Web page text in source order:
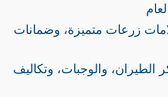
زرعات متميزة، وضمانات
الطيران، والوجبات، وتكاليف